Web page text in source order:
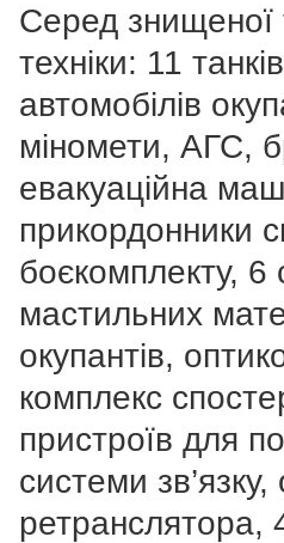
Серед знищеної
техніки: 11
автомобілів
міномети, АГС,
евакуаційна
прикордонники
боєкомплекту, 6
мастильних
окупантів,
комплекс
пристроїв для
системи
ретранслятора,